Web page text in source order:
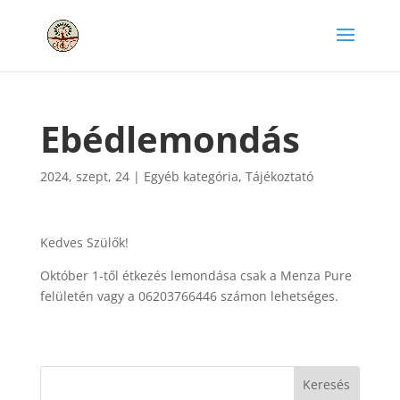
Ebédlemondás
2024, szept, 24| Egyéb kategória, Tájékoztató
Kedves Szülők!
Október 1-től étkezés lemondása csak a Menza Pure
felületén vagy a 06203766446 számon lehetséges.